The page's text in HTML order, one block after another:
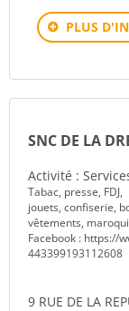
PLUS
SNC DE LA
Activité :
Tabac, presse,
jouets, confiserie,
vêtements,
Facebook : https://
443399193112608
9 RUE DE LA